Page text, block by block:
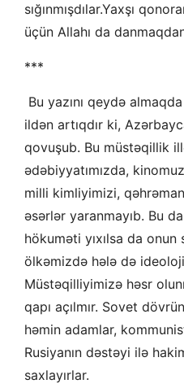
sığınmışdılar.Yaxşı
üçün Allahı da
***
Bu yazını qeydə
ildən artıqdır ki,
qovuşub. Bu müstəqillik
ədəbiyyatımızda,
milli kimliyimizi,
əsərlər yaranmayıb. Bu
hökuməti yıxılsa da
ölkəmizdə hələ də ideoloji
Müstəqilliyimizə həsr
qapı açılmır. Sovet
həmin adamlar,
Rusiyanın dəstəyi ilə
saxlayırlar.